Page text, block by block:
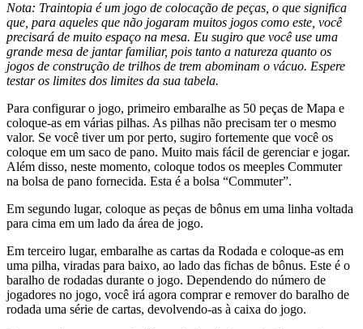
Nota: Traintopia é um jogo de colocação de peças, o que significa
que, para aqueles que não jogaram muitos jogos como este, você
precisará de muito espaço na mesa. Eu sugiro que você use uma
grande mesa de jantar familiar, pois tanto a natureza quanto os
jogos de construção de trilhos de trem abominam o vácuo. Espere
testar os limites dos limites da sua tabela.
Para configurar o jogo, primeiro embaralhe as 50 peças de Mapa e
coloque-as em várias pilhas. As pilhas não precisam ter o mesmo
valor. Se você tiver um por perto, sugiro fortemente que você os
coloque em um saco de pano. Muito mais fácil de gerenciar e jogar.
Além disso, neste momento, coloque todos os meeples Commuter
na bolsa de pano fornecida. Esta é a bolsa “Commuter”.
Em segundo lugar, coloque as peças de bônus em uma linha voltada
para cima em um lado da área de jogo.
Em terceiro lugar, embaralhe as cartas da Rodada e coloque-as em
uma pilha, viradas para baixo, ao lado das fichas de bônus. Este é o
baralho de rodadas durante o jogo. Dependendo do número de
jogadores no jogo, você irá agora comprar e remover do baralho de
rodada uma série de cartas, devolvendo-as à caixa do jogo.